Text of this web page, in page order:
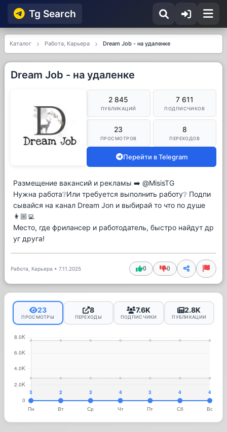
Tg Searсh
Каталог Работа, Карьера Dream Job - на удаленке
Dream Job - на удаленке
2 845
ПУБЛИКАЦИЙ
7 611
ПОДПИСЧИКОВ
23
ПРОСМОТРОВ
8
ПЕРЕХОДОВ
Перейти в Telegram
Размещение вакансий и рекламы ➡️ @MisisTG
Нужна работа❔Или требуется выполнить работу❔ Подпи
сывайся на канал Dream Jon и выбирай то что по душе
👩🏼‍💻
Место, где фрилансер и работодатель, быстро найдут др
уг друга!
Работа, Карьера • 7.11.2025 0 0
23
ПРОСМОТРЫ
8
ПЕРЕХОДЫ
7.6K
ПОДПИСЧИКИ
2.8K
ПУБЛИКАЦИИ